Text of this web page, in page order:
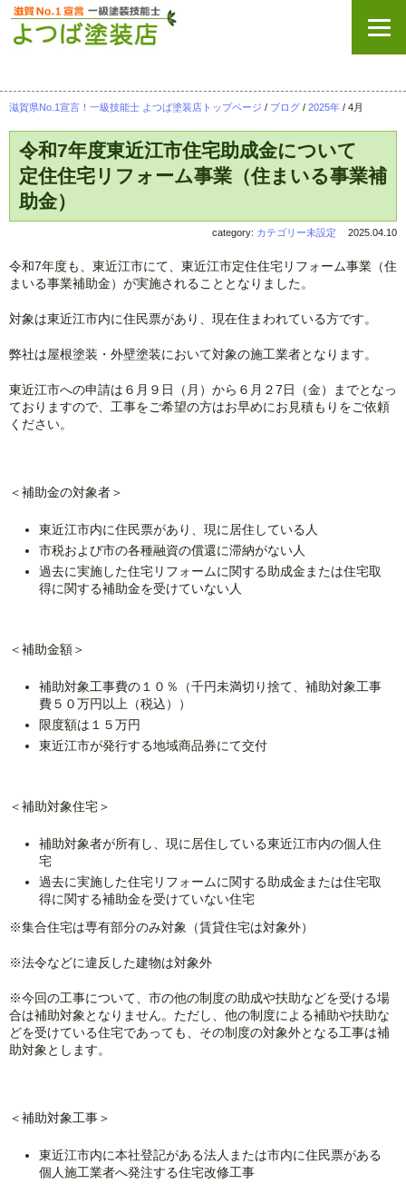
滋賀県No.1宣言！一級技能士 よつば塗装店トップページ / ブログ / 2025年 / 4月
令和7年度東近江市住宅助成金について
定住住宅リフォーム事業（住まいる事業補
助金）
category: カテゴリー未設定 2025.04.10
令和7年度も、東近江市にて、東近江市定住住宅リフォーム事業（住
まいる事業補助金）が実施されることとなりました。
対象は東近江市内に住民票があり、現在住まわれている方です。
弊社は屋根塗装・外壁塗装において対象の施工業者となります。
東近江市への申請は６月９日（月）から６月２7日（金）までとなっ
ておりますので、工事をご希望の方はお早めにお見積もりをご依頼
ください。
＜補助金の対象者＞
東近江市内に住民票があり、現に居住している人
市税および市の各種融資の償還に滞納がない人
過去に実施した住宅リフォームに関する助成金または住宅取
得に関する補助金を受けていない人
＜補助金額＞
補助対象工事費の１０％（千円未満切り捨て、補助対象工事
費５０万円以上（税込））
限度額は１５万円
東近江市が発行する地域商品券にて交付
＜補助対象住宅＞
補助対象者が所有し、現に居住している東近江市内の個人住
宅
過去に実施した住宅リフォームに関する助成金または住宅取
得に関する補助金を受けていない住宅
※集合住宅は専有部分のみ対象（賃貸住宅は対象外）
※法令などに違反した建物は対象外
※今回の工事について、市の他の制度の助成や扶助などを受ける場
合は補助対象となりません。ただし、他の制度による補助や扶助な
どを受けている住宅であっても、その制度の対象外となる工事は補
助対象とします。
＜補助対象工事＞
東近江市内に本社登記がある法人または市内に住民票がある
個人施工業者へ発注する住宅改修工事